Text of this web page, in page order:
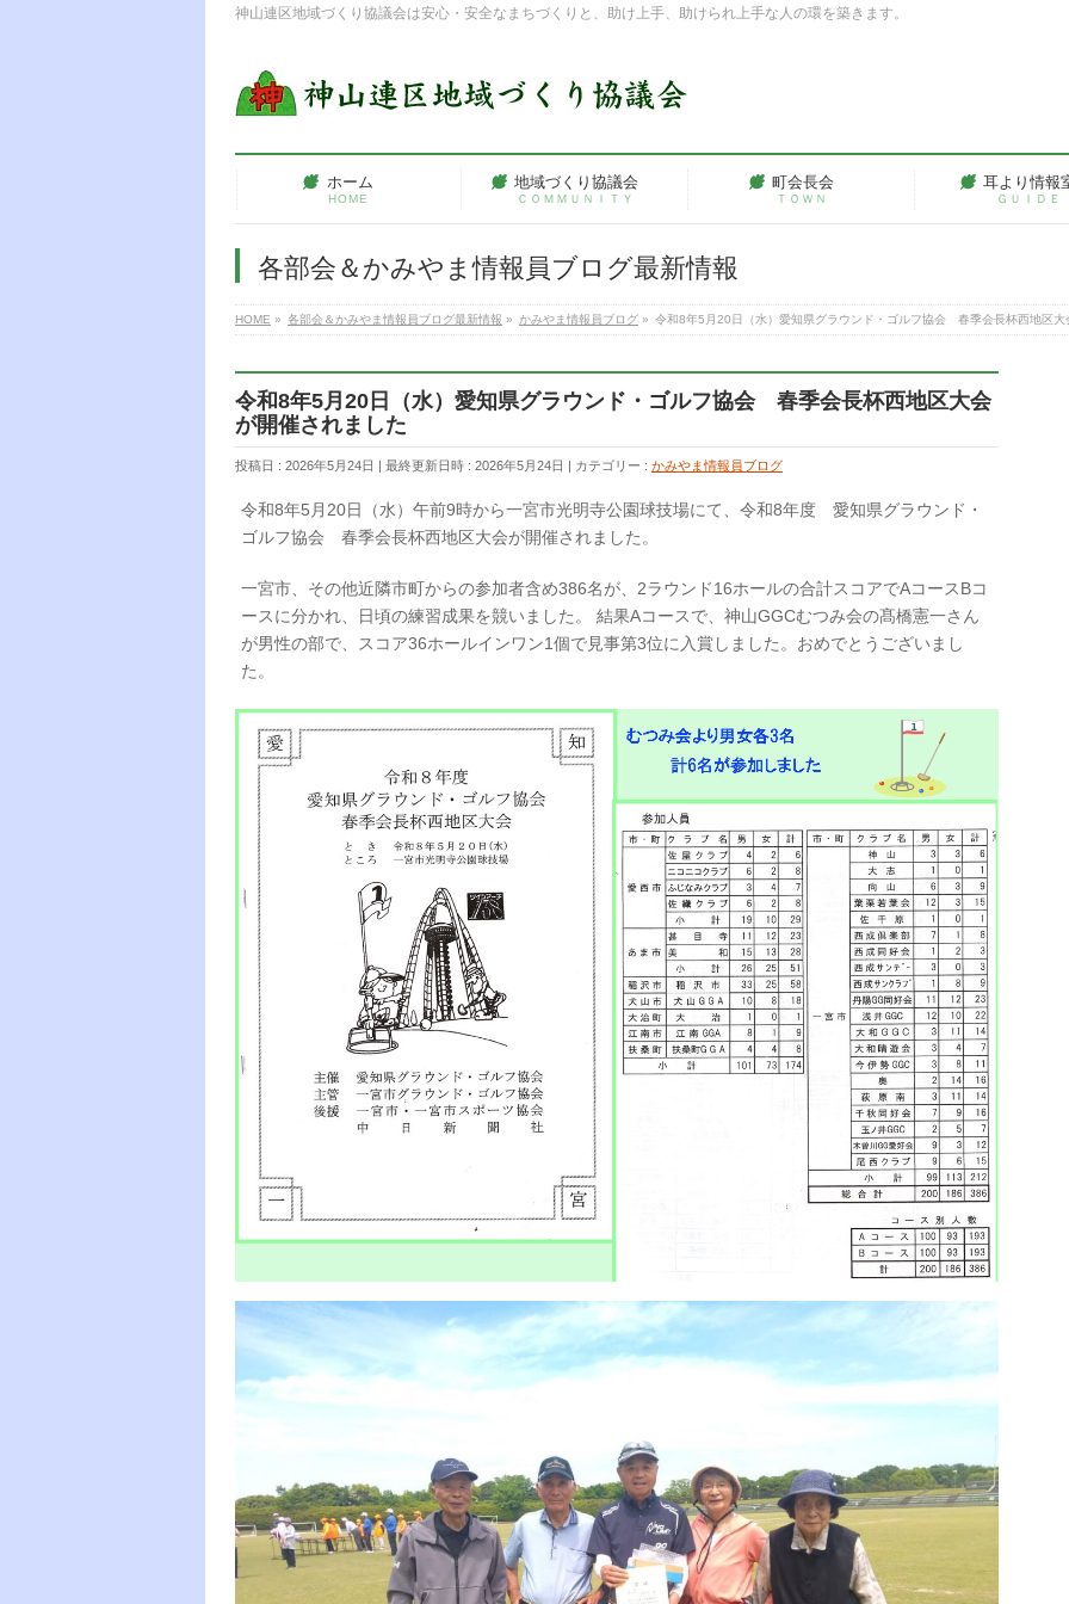
神山連区地域づくり協議会は安心・安全なまちづくりと、助け上手、助けられ上手な人の環を築きます。
ホーム
HOME
地域づくり協議会
ＣＯＭＭＵＮＩＴＹ
町会長会
ＴＯＷＮ
耳より情報
ＧＵＩＤＥ
各部会＆かみやま情報員ブログ最新情報
HOME » 各部会＆かみやま情報員ブログ最新情報 » かみやま情報員ブログ » 令和8年5月20日（水）愛知県グラウンド・ゴルフ協会 春季会長杯西地区大
令和8年5月20日（水）愛知県グラウンド・ゴルフ協会 春季会長杯西地区大会
が開催されました
投稿日 : 2026年5月24日 最終更新日時 : 2026年5月24日 カテゴリー : かみやま情報員ブログ
令和8年5月20日（水）午前9時から一宮市光明寺公園球技場にて、令和8年度 愛知県グラウンド・
ゴルフ協会 春季会長杯西地区大会が開催されました。
一宮市、その他近隣市町からの参加者含め386名が、2ラウンド16ホールの合計スコアでAコースBコ
ースに分かれ、日頃の練習成果を競いました。 結果Aコースで、神山GGCむつみ会の髙橋憲一さん
が男性の部で、スコア36ホールインワン1個で見事第3位に入賞しました。おめでとうございまし
た。